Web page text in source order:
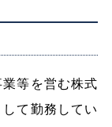
等を営む株式
て勤務してい